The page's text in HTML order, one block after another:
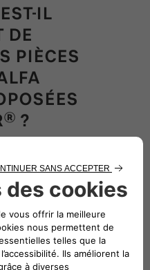
IL
DE
PIÈCES
?
véhicule peuvent réaliser
Romeo de Mopar® sont conçues
et réalisent tous les composants
d’origine, s'adapter aux
pièces d’origine adhère à des
des matériaux de haute